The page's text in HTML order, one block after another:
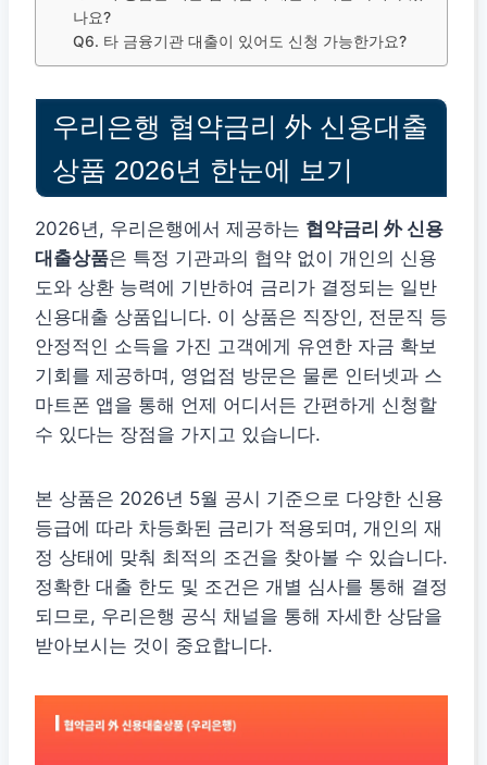
나요?
Q6. 타 금융기관 대출이 있어도 신청 가능한가요?
우리은행 협약금리 外 신용대출
상품 2026년 한눈에 보기
2026년, 우리은행에서 제공하는 협약금리 外 신용
대출상품은 특정 기관과의 협약 없이 개인의 신용
도와 상환 능력에 기반하여 금리가 결정되는 일반
신용대출 상품입니다. 이 상품은 직장인, 전문직 등
안정적인 소득을 가진 고객에게 유연한 자금 확보
기회를 제공하며, 영업점 방문은 물론 인터넷과 스
마트폰 앱을 통해 언제 어디서든 간편하게 신청할
수 있다는 장점을 가지고 있습니다.
본 상품은 2026년 5월 공시 기준으로 다양한 신용
등급에 따라 차등화된 금리가 적용되며, 개인의 재
정 상태에 맞춰 최적의 조건을 찾아볼 수 있습니다.
정확한 대출 한도 및 조건은 개별 심사를 통해 결정
되므로, 우리은행 공식 채널을 통해 자세한 상담을
받아보시는 것이 중요합니다.